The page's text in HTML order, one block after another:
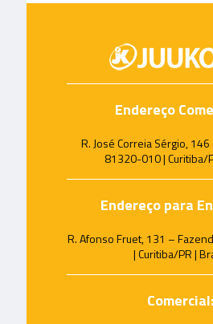
Endereço
R. José Correia Sérgio,
81320-010 | Curitiba/
Endereço para
R. Afonso Fruet, 131 –
| Curitiba/PR |
Comercial: